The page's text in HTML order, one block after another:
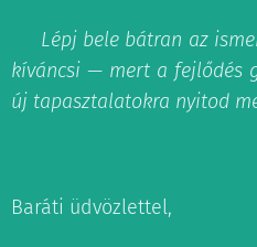
Lépj bele bátran az
kíváncsi — mert a fejlődés
új tapasztalatokra nyitod
Baráti üdvözlettel,